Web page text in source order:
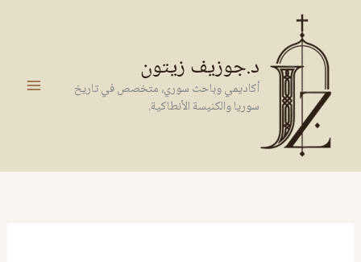
المحتوى
د.جوزيف زيتون
أكاديمي وباحث سوري، متخصص في تاريخ
سوريا والكنيسة الأنطاكية.